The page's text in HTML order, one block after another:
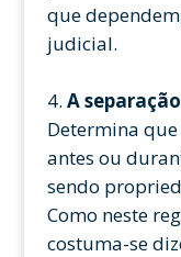
que
judicial.
A
Determina
antes ou
sendo
Como neste
costuma-se